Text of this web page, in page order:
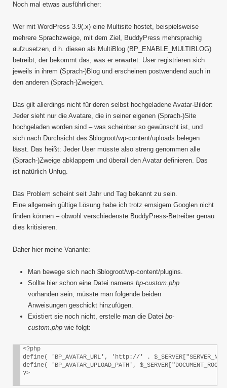
Noch mal etwas ausführlicher:
Wer mit WordPress 3.9(.x) eine Multisite hostet, beispielsweise
mehrere Sprachzweige, mit dem Ziel, BuddyPress mehrsprachig
aufzusetzen, d.h. diesen als MultiBlog (BP_ENABLE_MULTIBLOG)
betreibt, der bekommt das, was er erwartet: User registrieren sich
jeweils in ihrem (Sprach-)Blog und erscheinen postwendend auch in
den anderen (Sprach-)Zweigen.
Das gilt allerdings nicht für deren selbst hochgeladene Avatar-Bilder:
Jeder sieht nur die Avatare, die in seiner eigenen (Sprach-)Site
hochgeladen worden sind – was scheinbar so gewünscht ist, und
sich nach Durchsicht des $blogroot/wp-content/uploads belegen
lässt. Das heißt: Jeder User müsste also streng genommen alle
(Sprach-)Zweige abklappern und überall den Avatar definieren. Das
ist natürlich Unfug.
Das Problem scheint seit Jahr und Tag bekannt zu sein.
Eine allgemein gültige Lösung habe ich trotz emsigem Googlen nicht
finden können – obwohl verschiedenste BuddyPress-Betreiber genau
dies kritisieren.
Daher hier meine Variante:
Man bewege sich nach $blogroot/wp-content/plugins.
Sollte hier schon eine Datei namens bp-custom.php
vorhanden sein, müsste man folgende beiden
Anweisungen geschickt hinzufügen.
Existiert sie noch nicht, erstelle man die Datei bp-
custom.php wie folgt:
<?php
define( 'BP_AVATAR_URL', 'http://' .
define( 'BP_AVATAR_UPLOAD_PATH',